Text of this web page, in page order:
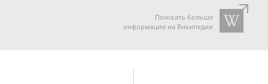
Поискать больше
информации на Википедии